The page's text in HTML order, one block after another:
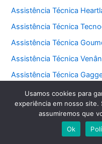
Assistência Técnica
Assistência Técnica
Assistência Técnica
Assistência Técnica
Assistência Técnica
Assistência Técnica
Assistência Técnica
Assistência Técnica
Assistência Técnica
Usamos cookies para
experiência em nosso
assumiremos que
Ok